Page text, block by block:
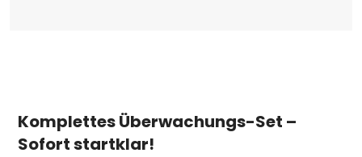
Komplettes Überwachungs-Set –
Sofort startklar!